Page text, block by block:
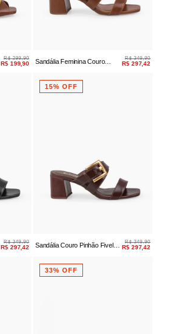
R$ 299,90
R$ 199,90
Sandália Feminina Couro
R$ 349,90
R$ 297,42
R$ 349,90
R$ 297,42
15% OFF
Sandália Couro Pinhão Fivela
R$ 349,90
R$ 297,42
33% OFF